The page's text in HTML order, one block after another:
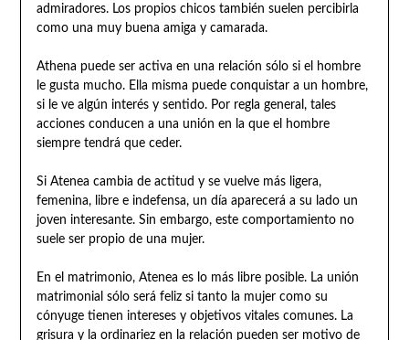
admiradores. Los propios chicos también suelen percibirla
como una muy buena amiga y camarada.
Athena puede ser activa en una relación sólo si el hombre
le gusta mucho. Ella misma puede conquistar a un hombre,
si le ve algún interés y sentido. Por regla general, tales
acciones conducen a una unión en la que el hombre
siempre tendrá que ceder.
Si Atenea cambia de actitud y se vuelve más ligera,
femenina, libre e indefensa, un día aparecerá a su lado un
joven interesante. Sin embargo, este comportamiento no
suele ser propio de una mujer.
En el matrimonio, Atenea es lo más libre posible. La unión
matrimonial sólo será feliz si tanto la mujer como su
cónyuge tienen intereses y objetivos vitales comunes. La
grisura y la ordinariez en la relación pueden ser motivo de